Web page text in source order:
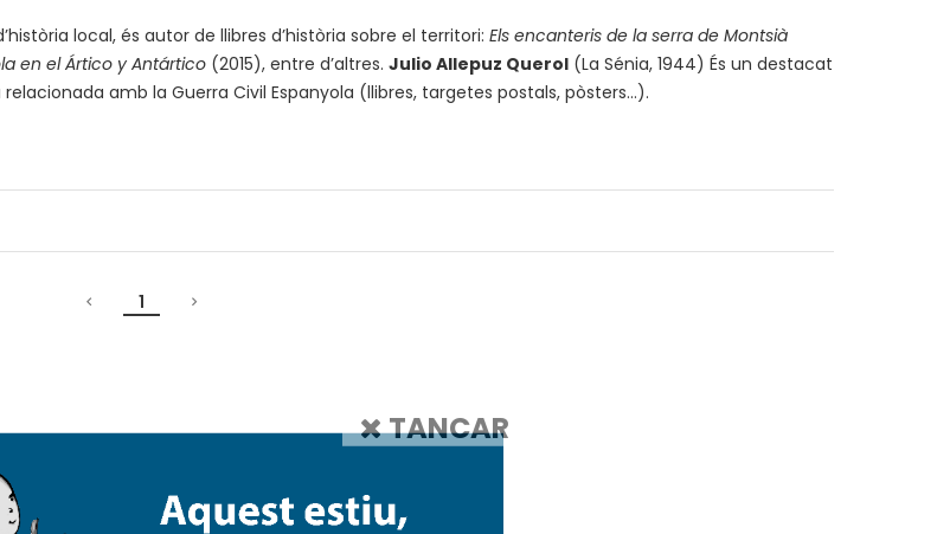
local, és autor de llibres d’història sobre el territori: Els encanteris de la serra de Montsià
en el Ártico y Antártico (2015), entre d’altres. Julio Allepuz Querol (La Sénia, 1944) És un destacat
amb la Guerra Civil Espanyola (llibres, targetes postals, pòsters…).
1
TANCAR